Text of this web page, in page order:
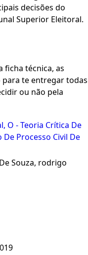
decisões do
Superior Eleitoral.
ficha técnica, as
te entregar todas
ou não pela
O - Teoria Crítica De
Processo Civil De
Souza, rodrigo